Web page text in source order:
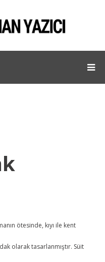
ötesinde, kıyı ile kent
olarak tasarlanmıştır. Süit